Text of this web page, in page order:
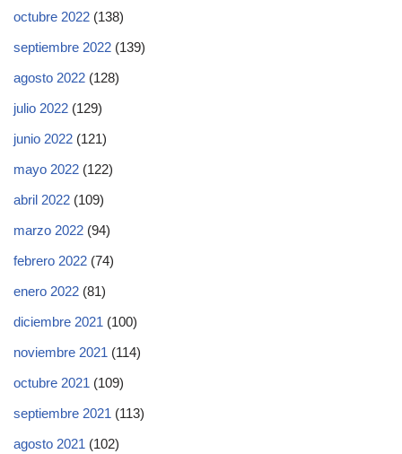
octubre 2022 (138)
septiembre 2022 (139)
agosto 2022 (128)
julio 2022 (129)
junio 2022 (121)
mayo 2022 (122)
abril 2022 (109)
marzo 2022 (94)
febrero 2022 (74)
enero 2022 (81)
diciembre 2021 (100)
noviembre 2021 (114)
octubre 2021 (109)
septiembre 2021 (113)
agosto 2021 (102)